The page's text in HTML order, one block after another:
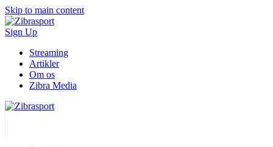
Skip to main content
Sign Up
Streaming
Artikler
Om os
Zibra Media